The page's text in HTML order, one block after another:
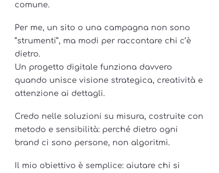
comune.
Per me, un sito o una campagna non sono
“strumenti”, ma modi per raccontare chi c’è
dietro.
Un progetto digitale funziona davvero
quando unisce visione strategica, creatività e
attenzione ai dettagli.
Credo nelle soluzioni su misura, costruite con
metodo e sensibilità: perché dietro ogni
brand ci sono persone, non algoritmi.
Il mio obiettivo è semplice: aiutare chi si